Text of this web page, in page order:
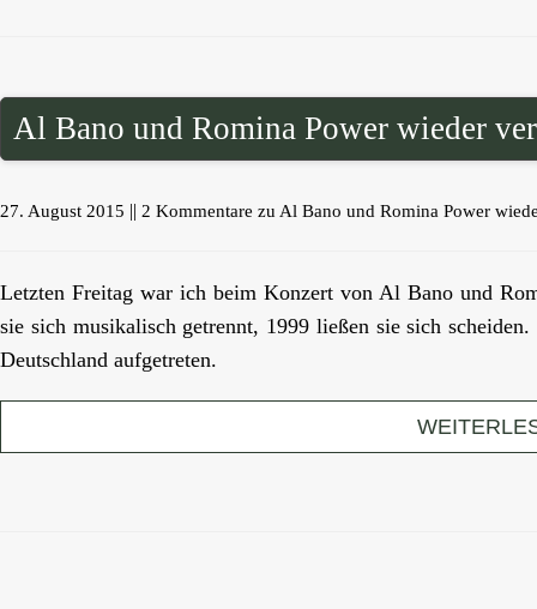
Al Bano und Romina Power wieder
27. August 2015 || 2 Kommentare zu Al Bano und Romina Power
Letzten Freitag war ich beim Konzert von Al Bano und
sie sich musikalisch getrennt, 1999 ließen sie sich
Deutschland aufgetreten.